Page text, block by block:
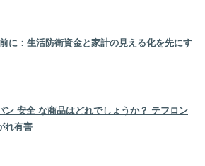
に：生活防衛資金と家計の見える化を先にす
ン 安全 な商品はどれでしょうか？ テフロン
れ有害